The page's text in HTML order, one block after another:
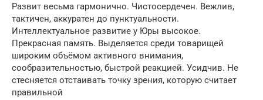
Развит весьма гармонично. Чистосердечен. Вежлив,
тактичен, аккуратен до пунктуальности.
Интеллектуальное развитие у Юры высокое.
Прекрасная память. Выделяется среди товарищей
широким объёмом активного внимания,
сообразительностью, быстрой реакцией. Усидчив. Не
стесняется отстаивать точку зрения, которую считает
правильной